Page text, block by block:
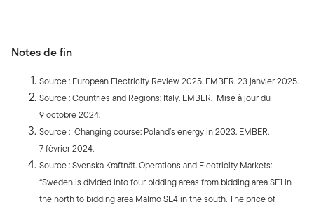
Notes de fin
Source : European Electricity Review 2025. EMBER. 23 janvier 2025.
Source : Countries and Regions: Italy. EMBER. Mise à jour du
9 octobre 2024.
Source : Changing course: Poland’s energy in 2023. EMBER.
7 février 2024.
Source : Svenska Kraftnät. Operations and Electricity Markets:
“Sweden is divided into four bidding areas from bidding area SE1 in
the north to bidding area Malmö SE4 in the south. The price of